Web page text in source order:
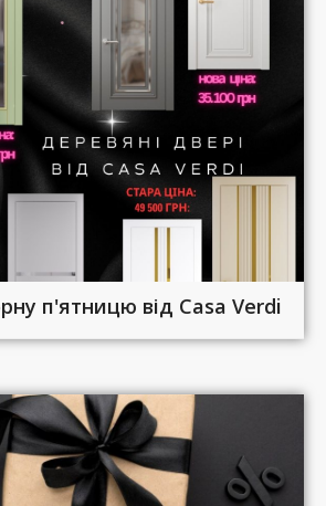
п'ятницю від Casa Verdi